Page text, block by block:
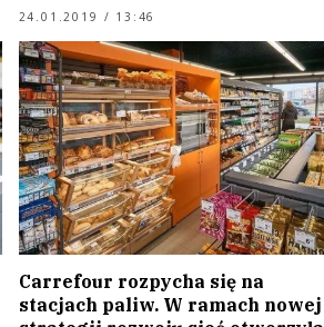
24.01.2019 / 13:46
Carrefour rozpycha się na
stacjach paliw. W ramach nowej